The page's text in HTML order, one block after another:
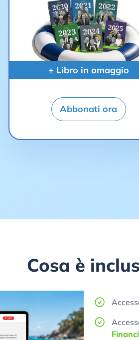
+ Libro in omaggio
Abbonati ora
Cosa è